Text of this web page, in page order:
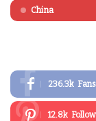
China
236.3k Fans
12.8k